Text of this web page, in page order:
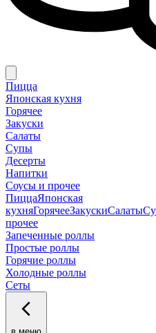
Пицца
Японская кухня
Горячее
Закуски
Салаты
Супы
Десерты
Напитки
Соусы и прочее
ПиццаЯпонская
кухняГорячееЗакускиСалаты
прочее
Запеченные роллы
Простые роллы
Горячие роллы
Холодные роллы
Сеты